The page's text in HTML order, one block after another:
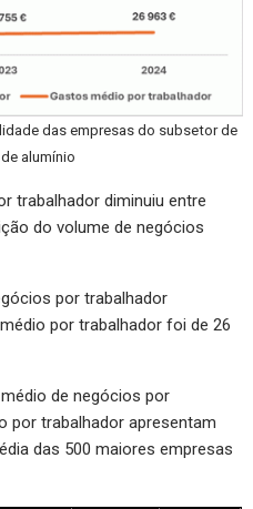
das empresas do subsetor de
alumínio
trabalhador diminuiu entre
do volume de negócios
por trabalhador
por trabalhador foi de 26
de negócios por
por trabalhador apresentam
das 500 maiores empresas